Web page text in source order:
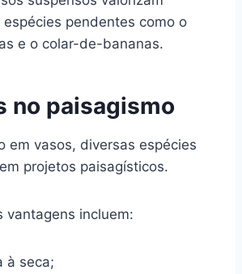
pendentes como o
e o colar-de-bananas.
no paisagismo
em vasos, diversas espécies
projetos paisagísticos.
vantagens incluem:
à seca;